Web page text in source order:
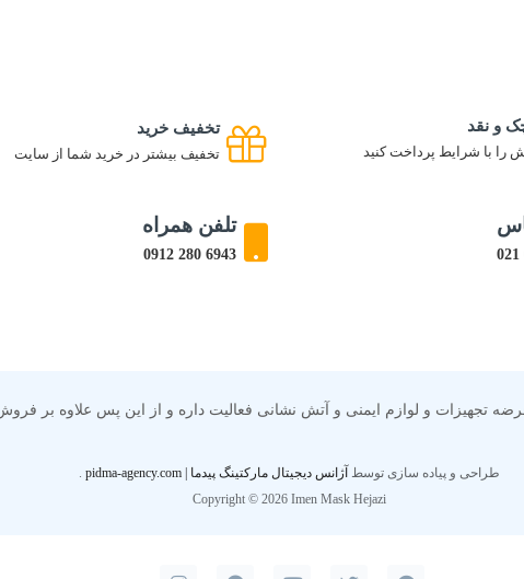
و نقد
را با شرایط پرداخت کنید
تخفیف خرید
تخفیف بیشتر در خرید شما از سایت
تلفن همراه
6943 280 0912
ساله که در زمینه واردات و عرضه تجهیزات و لوازم ایمنی و آتش نشانی فعالیت داره و از
طراحی و پیاده سازی توسط آژانس دیجیتال مارکتینگ پیدما | pidma-agency.com
.
Copyright © 2026 Imen Mask Hejazi